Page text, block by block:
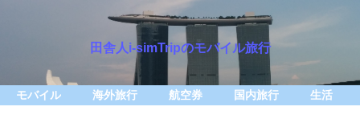
田舎人i-simTripのモバイル旅行
モバイル 海外旅行 航空券 国内旅行 生活